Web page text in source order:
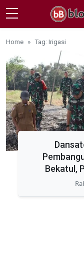
Skip to main content
Home Tag: Irigasi
Bekatul,